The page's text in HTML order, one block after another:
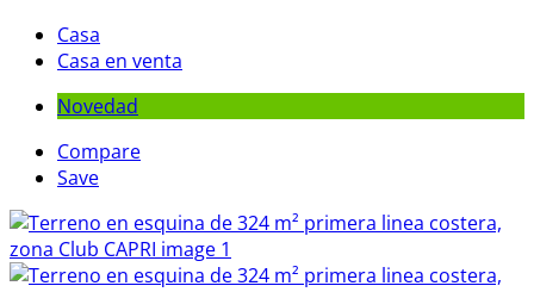
Casa
Casa en venta
Novedad
Compare
Save